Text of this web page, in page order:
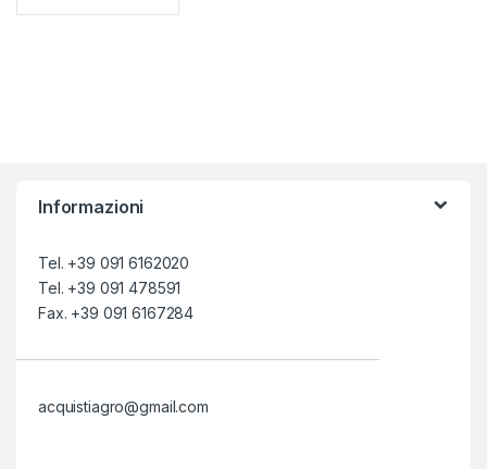
Informazioni
Tel. +39 091 6162020
Tel. +39 091 478591
Fax. +39 091 6167284
acquistiagro@gmail.com